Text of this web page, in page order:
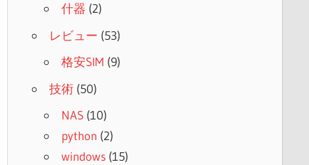
什器 (2)
レビュー (53)
格安SIM (9)
技術(50)
NAS(10)
python (2)
windows(15)